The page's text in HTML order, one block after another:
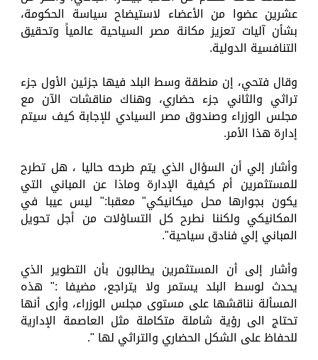
عشرين عضوا من الأعضاء لاستيضاح سياسة الحكومة،
بشأن آليات تعزيز مكانة مصر السياحية عالمياً وتحقيق
التنافسية الدولية.
وقال فتحي، إن منطقة وسط البلد فيها جزئين الأول جزء
تراثي والثاني جزء حضاري، وهناك مناقشات الآن مع
مجلس الوزراء وصندوق مصر السيادي للإجابة كيف سيتم
إدارة هذا الأمر.
وأشار إلي أن السؤال الذي يتم طرحه حاليا ، هل تطرح
للمستثمرين أم كيفية الإدارة وماذا عن المباني التي
يكون بجوارها محل ميكانيكي" معقبا:" ليس عيبا في
المكانيكي ولكننا نطرح كل التساؤلات من أجل تحويل
المباني إلي فنادق سياحية".
وأشار إلى أن المستثمرين يطالبون بأن التطوير الذي
يحدث لوسط البلد يستمر ولا يتراجع، مضيفا :" هذه
المسألة نناقشها على مستوى مجلس الوزراء، وأرى أنها
تحتاج الى رؤية شاملة متكاملة مثل العاصمة الإدارية
للحفاظ على الشكل الحضاري والتراثي لها ".